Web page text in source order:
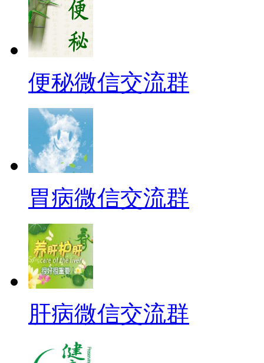
便秘微信交流群
胃病微信交流群
肝病微信交流群